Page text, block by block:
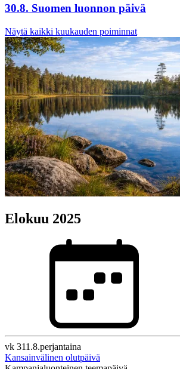
30.8. Suomen luonnon päivä
Näytä kaikki kuukauden poiminnat
Elokuu 2025
vk 311.8.perjantaina
Kansainvälinen olutpäivä